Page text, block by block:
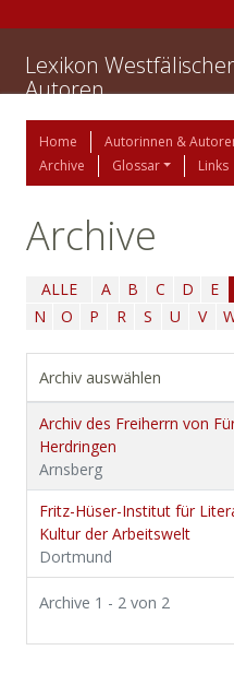
Lexikon
Autoren
Home Autorinnen &
Archive
Glossar Links
Archive
ALLE A B C D E
N
O P R S U V
Archiv auswählen
Archiv des Freiherrn von
Herdringen
Arnsberg
Fritz-Hüser-Institut für
Kultur der Arbeitswelt
Dortmund
Archive 1 - 2 von 2